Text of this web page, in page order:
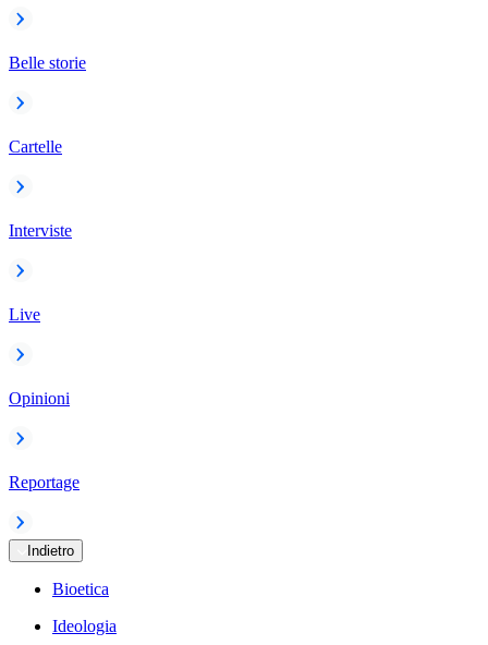
Belle storie
Cartelle
Interviste
Live
Opinioni
Reportage
Indietro
Bioetica
Ideologia